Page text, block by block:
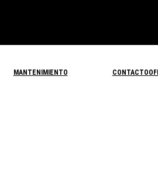
MANTENIMIENTO CONTACTO